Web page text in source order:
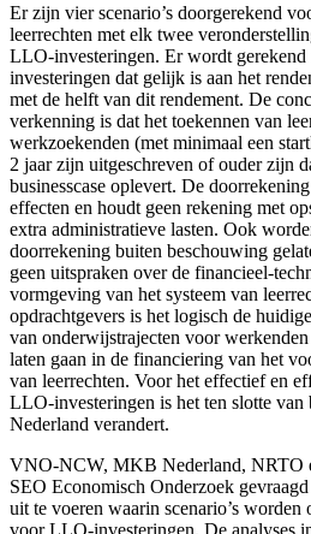
Er zijn vier scenario’s doorgerekend
leerrechten met elk twee
LLO-investeringen. Er wordt
investeringen dat gelijk is aan het
met de helft van dit rendement. De
verkenning is dat het toekennen van
werkzoekenden (met minimaal een
2 jaar zijn uitgeschreven of ouder zijn
businesscase oplevert. De
effecten en houdt geen rekening met
extra administratieve lasten. Ook
doorrekening buiten beschouwing
geen uitspraken over de financieel-
vormgeving van het systeem van
opdrachtgevers is het logisch de
van onderwijstrajecten voor
laten gaan in de financiering van het
van leerrechten. Voor het effectief en
LLO-investeringen is het ten slotte van
Nederland verandert.
VNO-NCW, MKB Nederland, NRTO
SEO Economisch Onderzoek
uit te voeren waarin scenario’s worden
voor LLO-investeringen. De analyses